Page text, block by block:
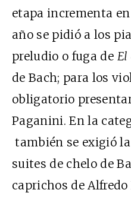
etapa incrementa
año se pidió a los
preludio o fuga de El
de Bach; para los
obligatorio
Paganini. En la
también se exigió
suites de chelo de
caprichos de